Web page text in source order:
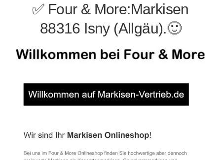
✅ Four & More:Markisen
88316 Isny (Allgäu).🙂